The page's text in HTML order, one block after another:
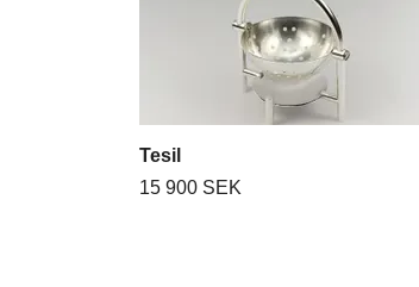
Tesil
15 900 SEK